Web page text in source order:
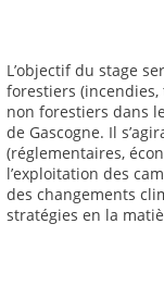
L’objectif du stage
forestiers
non forestiers dans
de Gascogne. Il
(réglementaires,
l’exploitation des
des changements
stratégies en la